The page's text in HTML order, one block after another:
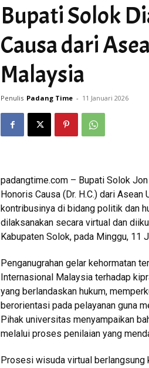
Bupati Solok
Causa dari
Malaysia
Penulis Padang Time - 11 Januari 2026
padangtime.com – Bupati Solok
Honoris Causa (Dr. H.C.) dari
kontribusinya di bidang politik dan
dilaksanakan secara virtual dan
Kabupaten Solok, pada Minggu, 11
Penganugrahan gelar kehormatan
Internasional Malaysia terhadap
yang berlandaskan hukum,
berorientasi pada pelayanan guna
Pihak universitas menyampaikan
melalui proses penilaian yang
Prosesi wisuda virtual berlangsung